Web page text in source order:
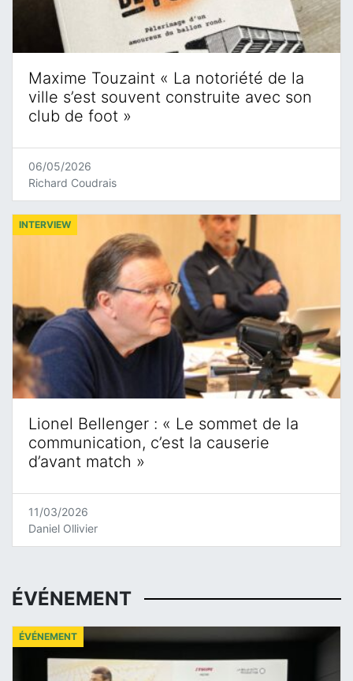
Maxime Touzaint « La notoriété de la
ville s’est souvent construite avec son
club de foot »
06/05/2026
Richard Coudrais
Lionel Bellenger : « Le sommet de la
communication, c’est la causerie
d’avant match »
INTERVIEW
11/03/2026
Daniel Ollivier
ÉVÉNEMENT
ÉVÉNEMENT